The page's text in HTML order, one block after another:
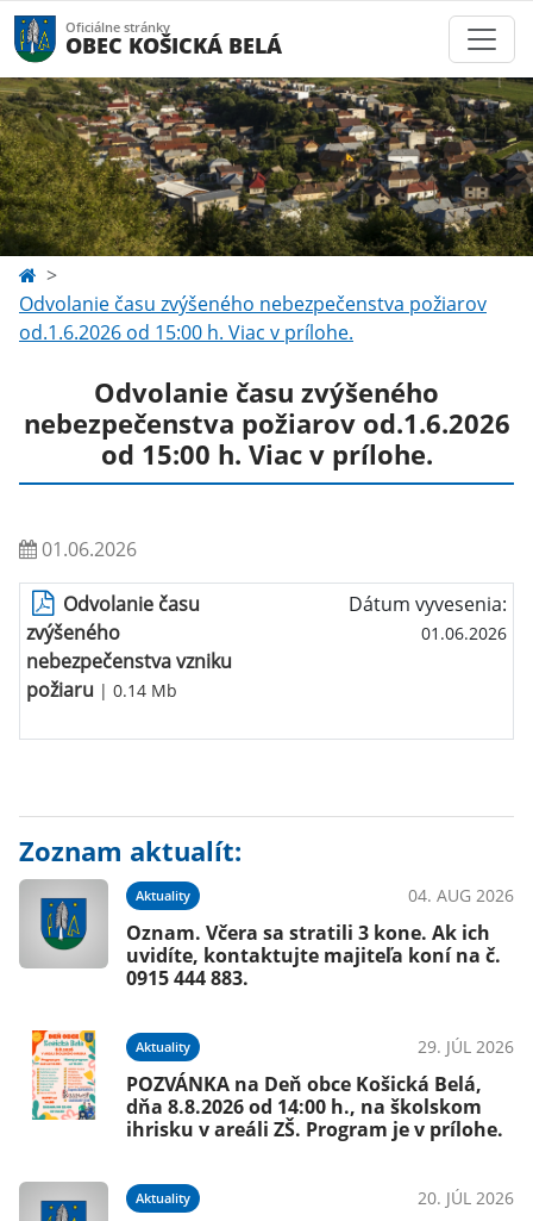
Oficiálne stránky
OBEC KOŠICKÁ BELÁ
Odvolanie času zvýšeného nebezpečenstva požiarov
od.1.6.2026 od 15:00 h. Viac v prílohe.
Odvolanie času zvýšeného
nebezpečenstva požiarov od.1.6.2026
od 15:00 h. Viac v prílohe.
01.06.2026
Odvolanie času
zvýšeného
nebezpečenstva vzniku
požiaru | 0.14 Mb
Dátum vyvesenia:
01.06.2026
Zoznam aktualít:
Aktuality 04. AUG 2026
Oznam. Včera sa stratili 3 kone. Ak ich
uvidíte, kontaktujte majiteľa koní na č.
0915 444 883.
Aktuality 29. JÚL 2026
POZVÁNKA na Deň obce Košická Belá,
dňa 8.8.2026 od 14:00 h., na školskom
ihrisku v areáli ZŠ. Program je v prílohe.
Aktuality 20. JÚL 2026